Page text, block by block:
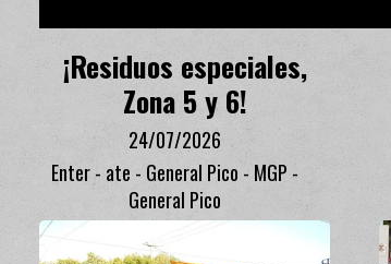
¡Residuos especiales,
Zona 5 y 6!
Enter - ate - General Pico - MGP -
General Pico
24/07/2026